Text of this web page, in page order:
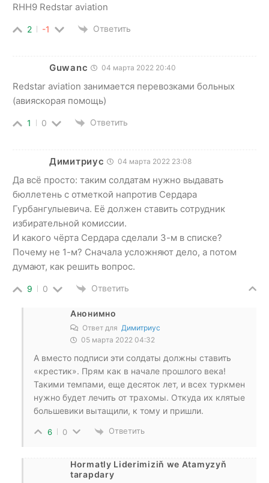
RHH9 Redstar aviation
2 -1 Ответить
Guwanc 04 марта 2022 20:40
Redstar aviation занимается перевозками больных
(авияскорая помощь)
1 0 Ответить
Димитриус 04 марта 2022 23:08
Да всё просто: таким солдатам нужно выдавать
бюллетень с отметкой напротив Сердара
Гурбангулыевича. Её должен ставить сотрудник
избирательной комиссии.
И какого чёрта Сердара сделали 3-м в списке?
Почему не 1-м? Сначала усложняют дело, а потом
думают, как решить вопрос.
9 0 Ответить
Анонимно
Ответ для Димитриус
05 марта 2022 04:32
А вместо подписи эти солдаты должны ставить
«крестик». Прям как в начале прошлого века!
Такими темпами, еще десяток лет, и всех туркмен
нужно будет лечить от трахомы. Откуда их клятые
большевики вытащили, к тому и пришли.
6 0 Ответить
Hormatly Liderimiziň we Atamyzyň
tarapdary